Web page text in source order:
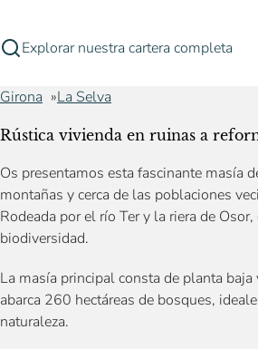
Explorar nuestra cartera completa
Girona La Selva
Rústica vivienda en ruinas a
Os presentamos esta fascinante masía
montañas y cerca de las poblaciones
Rodeada por el río Ter y la riera de
biodiversidad.
La masía principal consta de planta
abarca 260 hectáreas de bosques,
naturaleza.